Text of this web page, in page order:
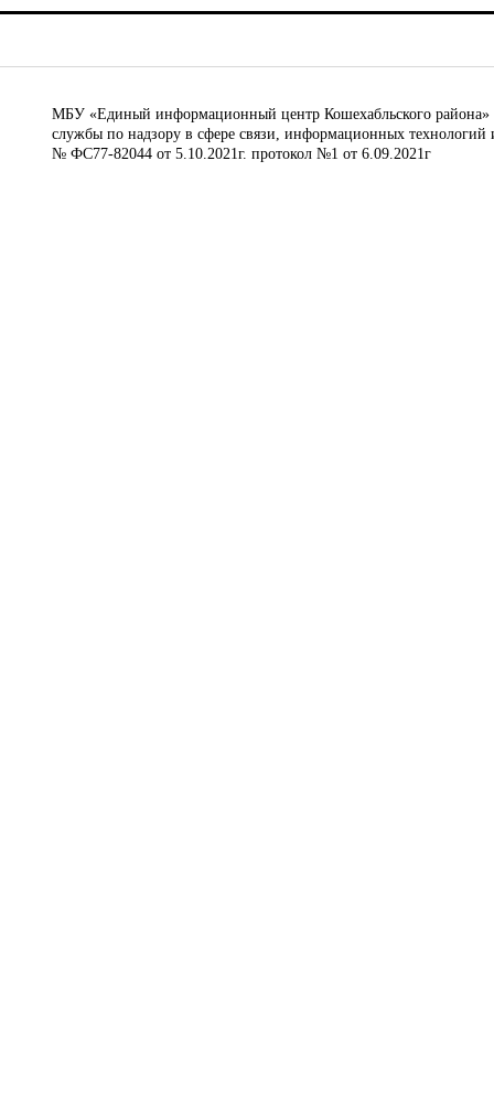
МБУ «Единый информационный центр Кошехабльского района»
службы по надзору в сфере связи, информационных
№ ФС77-82044 от 5.10.2021г. протокол №1 от 6.09.2021г